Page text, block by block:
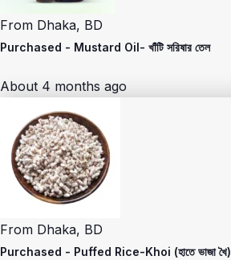
From Dhaka, BD
Purchased - Mustard Oil- খাঁটি সরিষার তেল
About 4 months ago
From Dhaka, BD
Purchased - Puffed Rice-Khoi (হাতে ভাজা খৈ)